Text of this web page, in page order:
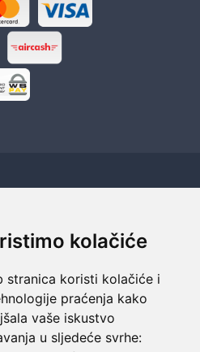
kolačiće
stranica koristi kolačiće i
praćenja kako
vaše iskustvo
u sljedeće svrhe:
vas
novaca
za novac